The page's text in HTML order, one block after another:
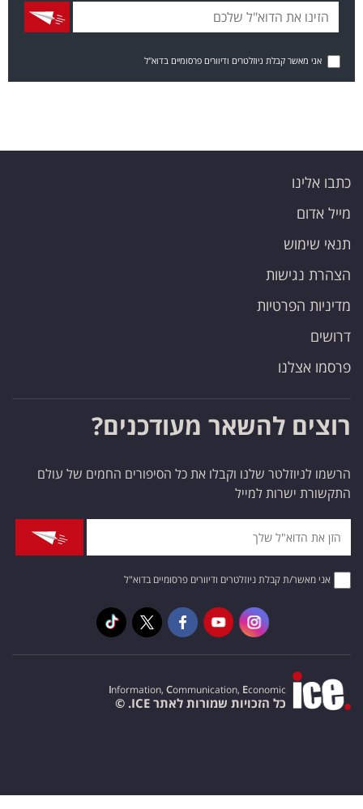
אני מאשר קבלת ניוזלטרים ודיוורים פרסומיים בדוא"ל
כתבו אלינו
מייל אדום
תנאי שימוש
הצהרת נגישות
מדיניות הפרטיות
דרושים
פרסמו אצלנו
רוצים להשאר מעודכנים?
הרשמו לניוזלטר שלנו וקבלו את כל הסיפורים החמים של עולם
התקשורת ישרות למייל
אני מאשר/ת קבלת ניוזלטרים ודיוורים פרסומיים בדוא"ל
Information, Communication, Economic
כל הזכויות שמורות לאתר ICE. ©